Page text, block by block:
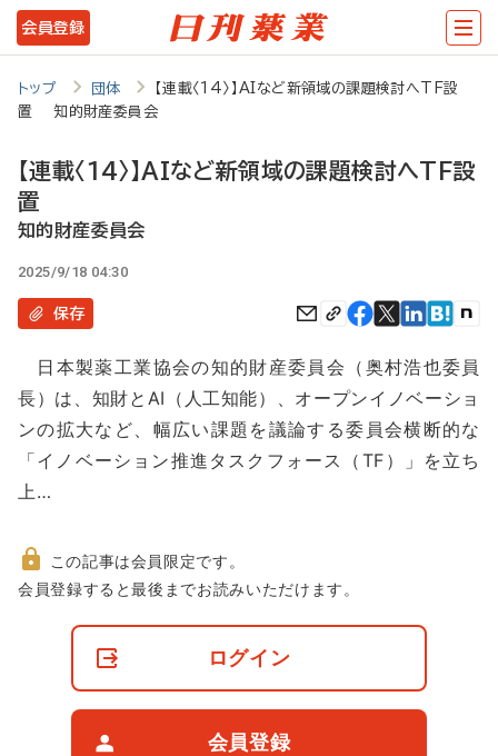
メ
イ
テ
ン
ツ
に
会員登録
トップ 団体
【連載〈14〉】AIなど新領域の課題検討へTF設
置 知的財産委員会
【連載〈14〉】AIなど新領域の課題検討へTF設
置
知的財産委員会
2025/9/18 04:30
保存
日本製薬工業協会の知的財産委員会（奥村浩也委員
長）は、知財とAI（人工知能）、オープンイノベーショ
ンの拡大など、幅広い課題を議論する委員会横断的な
「イノベーション推進タスクフォース（TF）」を立ち
上…
非
この記事は会員限定です。
会員登録すると最後までお読みいただけます。
ログイン
会員登録